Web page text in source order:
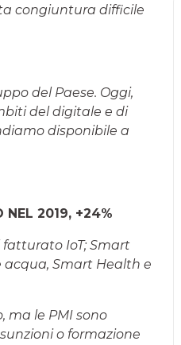
congiuntura difficile
del Paese. Oggi,
del digitale e di
disponibile a
NEL 2019, +24%
fatturato IoT; Smart
acqua, Smart Health e
ma le PMI sono
o formazione